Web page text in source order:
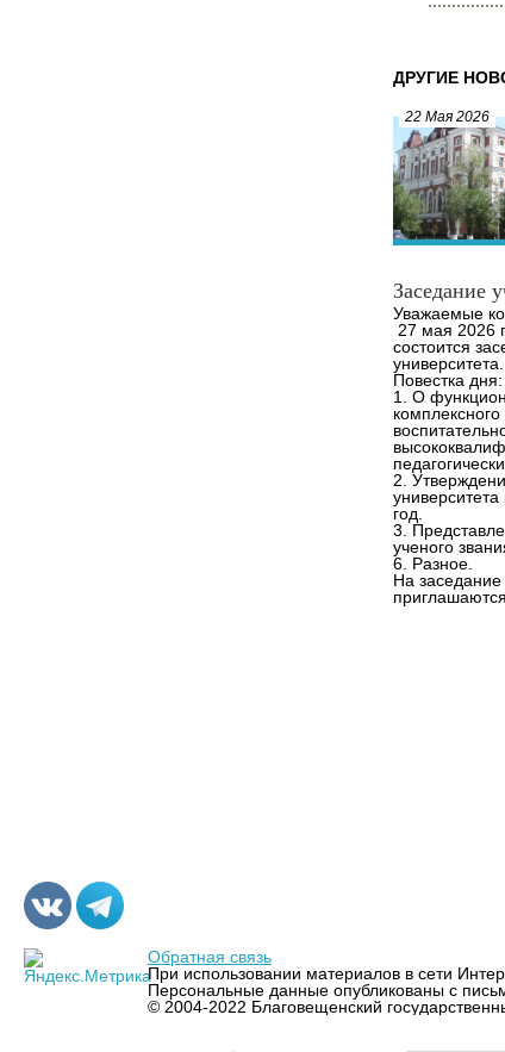
ДРУГИЕ
22 Мая 2026
Заседание
Уважаемые
27 мая 2026
состоится
университета.
Повестка дня:
1. О
2.
год.
3.
ученого
6. Разное.
На заседание
Обратная связь
При использовании материалов в сети
Персональные данные опубликованы с
© 2004-2022 Благовещенский